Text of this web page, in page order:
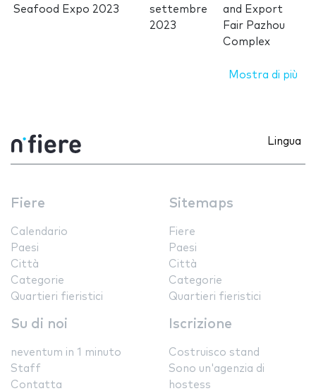
Seafood Expo 2023
settembre
2023
and Export
Fair Pazhou
Complex
Mostra di più
Lingua
Fiere
Calendario
Paesi
Città
Categorie
Quartieri fieristici
Sitemaps
Fiere
Paesi
Città
Categorie
Quartieri fieristici
Su di noi
neventum in 1 minuto
Staff
Contatta
Iscrizione
Costruisco stand
Sono un'agenzia di
hostess